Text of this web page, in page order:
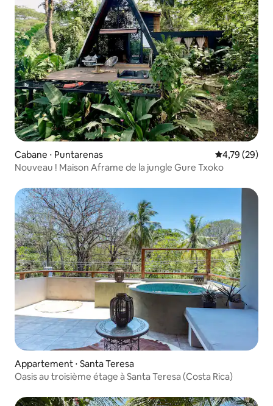
Cabane ⋅ Puntarenas Évaluation
4,79 (29)
Nouveau ! Maison Aframe de la jungle Gure Txoko
Appartement ⋅ Santa Teresa
Oasis au troisième étage à Santa Teresa (Costa Rica)